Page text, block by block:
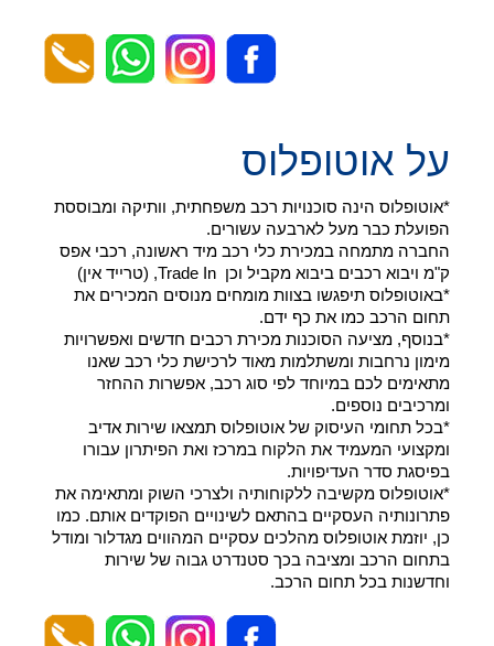
על אוטופלוס
*אוטופלוס הינה סוכנויות רכב משפחתית, וותיקה ומבוססת
הפועלת כבר מעל לארבעה עשורים.
החברה מתמחה במכירת כלי רכב מיד ראשונה, רכבי אפס
ק"מ ויבוא רכבים ביבוא מקביל וכן Trade In, (טרייד אין)
*באוטופלוס תיפגשו בצוות מומחים מנוסים המכירים את
תחום הרכב כמו את כף ידם.
*בנוסף, מציעה הסוכנות מכירת רכבים חדשים ואפשרויות
מימון נרחבות ומשתלמות מאוד לרכישת כלי רכב שאנו
מתאימים לכם במיוחד לפי סוג רכב, אפשרות ההחזר
ומרכיבים נוספים.
*בכל תחומי העיסוק של אוטופלוס תמצאו שירות אדיב
ומקצועי המעמיד את הלקוח במרכז ואת הפיתרון עבורו
בפיסגת סדר העדיפויות.
*אוטופלוס מקשיבה ללקוחותיה ולצרכי השוק ומתאימה את
פתרונותיה העסקיים בהתאם לשינויים הפוקדים אותם. כמו
כן, יוזמת אוטופלוס מהלכים עסקיים המהווים מגדלור ומודל
בתחום הרכב ומציבה בכך סטנדרט גבוה של שירות
וחדשנות בכל תחום הרכב.